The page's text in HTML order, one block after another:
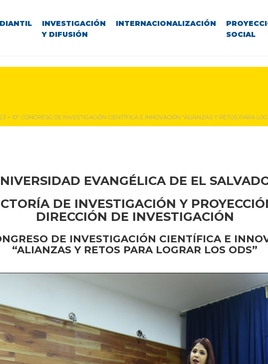
INVESTIGACIÓN
Y DIFUSIÓN
INTERNACIONALIZACIÓN
SOCIAL
> 10º. CONGRESO DE INVESTIGACIÓN CIENTÍFICA E INNOVACIÓN “ALIANZAS Y RETOS PARA
EVANGÉLICA DE EL
DE INVESTIGACIÓN Y
DIRECCIÓN DE INVESTIGACIÓN
DE INVESTIGACIÓN CIENTÍFICA E
“ALIANZAS Y RETOS PARA LOGRAR LOS ODS”